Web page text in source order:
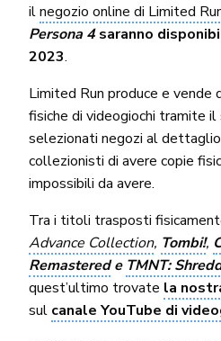
ilnegozio online di Limited
Persona 4saranno
2023.
Limited Run produce e
fisiche di videogiochi tramite
selezionati negozi al
collezionisti di avere copie
impossibili da avere.
Tra i titoli trasposti
Advance Collection, Tombi!,
Remasterede TMNT:
quest’ultimo trovate la
sul canale YouTube di